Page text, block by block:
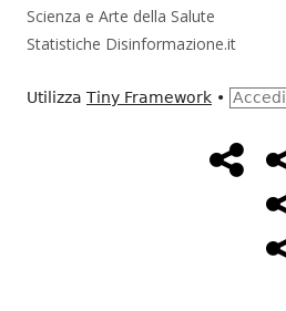
Scienza e Arte della Salute
Statistiche Disinformazione.it
Utilizza Tiny Framework • Accedi
MenùHome
Page